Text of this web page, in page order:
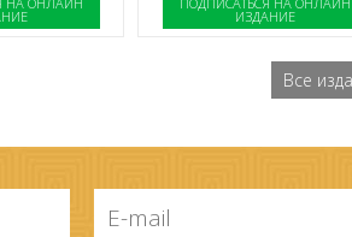
ИЗДАНИЕ
Все
mail